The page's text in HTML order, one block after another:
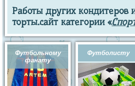
Работы других кондитеров
торты.сайт категории «
Футбольному
фанату
Футболисту